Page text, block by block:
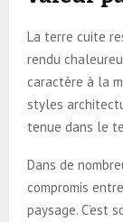
La terre cuite
rendu
caractère à la
styles
tenue dans le
Dans de
compromis
paysage. C’est